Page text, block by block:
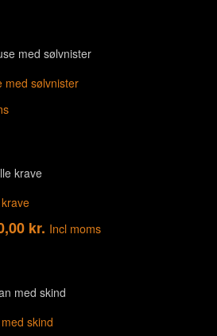
med sølvnister
kr. Incl moms
skind